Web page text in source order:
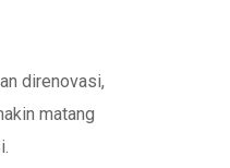
direnovasi,
matang